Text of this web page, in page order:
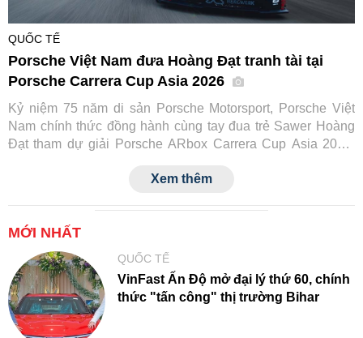
QUỐC TẾ
Porsche Việt Nam đưa Hoàng Đạt tranh tài tại
Porsche Carrera Cup Asia 2026
Kỷ niệm 75 năm di sản Porsche Motorsport, Porsche Việt
Nam chính thức đồng hành cùng tay đua trẻ Sawer Hoàng
Đạt tham dự giải Porsche ARbox Carrera Cup Asia 2026.
trường danh giá này, đồng thời đánh dấu cột mốc mới trong
Xem thêm
MỚI NHẤT
QUỐC TẾ
VinFast Ấn Độ mở đại lý thứ 60, chính
thức "tấn công" thị trường Bihar